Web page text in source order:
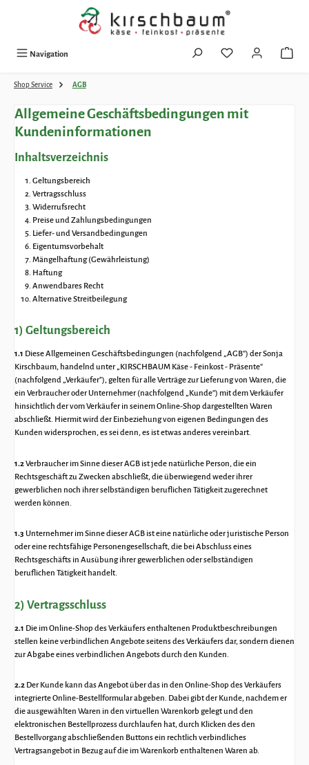
Zum Hauptinhalt springen
Navigation
Shop Service AGB
Allgemeine Geschäftsbedingungen mit
Kundeninformationen
Inhaltsverzeichnis
Geltungsbereich
Vertragsschluss
Widerrufsrecht
Preise und Zahlungsbedingungen
Liefer- und Versandbedingungen
Eigentumsvorbehalt
Mängelhaftung (Gewährleistung)
Haftung
Anwendbares Recht
Alternative Streitbeilegung
1) Geltungsbereich
1.1 Diese Allgemeinen Geschäftsbedingungen (nachfolgend „AGB“) der Sonja
Kirschbaum, handelnd unter „KIRSCHBAUM Käse - Feinkost - Präsente“
(nachfolgend „Verkäufer"), gelten für alle Verträge zur Lieferung von Waren, die
ein Verbraucher oder Unternehmer (nachfolgend „Kunde“) mit dem Verkäufer
hinsichtlich der vom Verkäufer in seinem Online-Shop dargestellten Waren
abschließt. Hiermit wird der Einbeziehung von eigenen Bedingungen des
Kunden widersprochen, es sei denn, es ist etwas anderes vereinbart.
1.2Verbraucher im Sinne dieser AGB ist jede natürliche Person, die ein
Rechtsgeschäft zu Zwecken abschließt, die überwiegend weder ihrer
gewerblichen noch ihrer selbständigen beruflichen Tätigkeit zugerechnet
werden können.
1.3 Unternehmer im Sinne dieser AGB ist eine natürliche oder juristische Person
oder eine rechtsfähige Personengesellschaft, die bei Abschluss eines
Rechtsgeschäfts in Ausübung ihrer gewerblichen oder selbständigen
beruflichen Tätigkeit handelt.
2) Vertragsschluss
2.1 Die im Online-Shop des Verkäufers enthaltenen Produktbeschreibungen
stellen keine verbindlichen Angebote seitens des Verkäufers dar, sondern dienen
zur Abgabe eines verbindlichen Angebots durch den Kunden.
2.2 Der Kunde kann das Angebot über das in den Online-Shop des Verkäufers
integrierte Online-Bestellformular abgeben. Dabei gibt der Kunde, nachdem er
die ausgewählten Waren in den virtuellen Warenkorb gelegt und den
elektronischen Bestellprozess durchlaufen hat, durch Klicken des den
Bestellvorgang abschließenden Buttons ein rechtlich verbindliches
Vertragsangebot in Bezug auf die im Warenkorb enthaltenen Waren ab.